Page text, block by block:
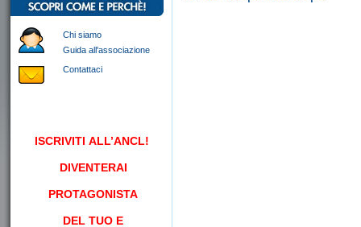
Chi siamo
Guida all'associazione
Contattaci
ISCRIVITI ALL’ANCL!
DIVENTERAI
PROTAGONISTA
DEL TUO E